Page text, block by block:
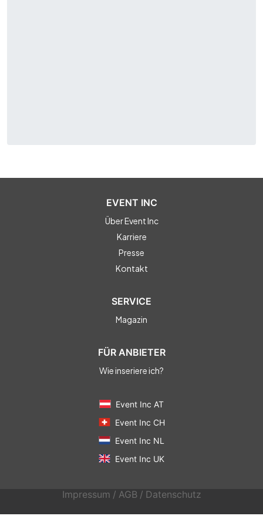
EVENT INC
Über Event Inc
Karriere
Presse
Kontakt
SERVICE
Magazin
FÜR ANBIETER
Wie inseriere ich?
Event Inc AT
Event Inc CH
Event Inc NL
Event Inc UK
Impressum / AGB / Datenschutz